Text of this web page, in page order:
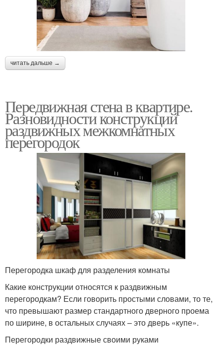
читать дальше →
Передвижная стена в квартире.
Разновидности конструкций
раздвижных межкомнатных
перегородок
Перегородка шкаф для разделения комнаты
Какие конструкции относятся к раздвижным
перегородкам? Если говорить простыми словами, то те,
что превышают размер стандартного дверного проема
по ширине, в остальных случаях – это дверь «купе».
Перегородки раздвижные своими руками